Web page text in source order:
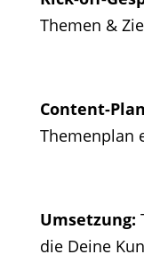
Themen &
Content-
Themenplan
Umsetzung:
die Deine